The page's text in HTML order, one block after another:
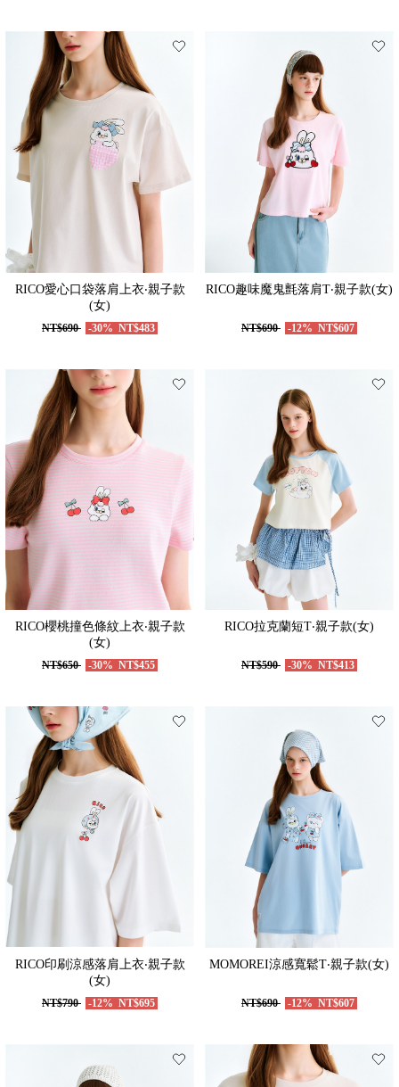
RICO愛心口袋落肩上衣‧親子款
(女)
NT$690 -30% NT$483
RICO趣味魔鬼氈落肩T‧親子款(女)
NT$690 -12% NT$607
RICO櫻桃撞色條紋上衣‧親子款
(女)
NT$650 -30% NT$455
RICO拉克蘭短T‧親子款(女)
NT$590 -30% NT$413
RICO印刷涼感落肩上衣‧親子款
(女)
NT$790 -12% NT$695
MOMOREI涼感寬鬆T‧親子款(女)
NT$690 -12% NT$607